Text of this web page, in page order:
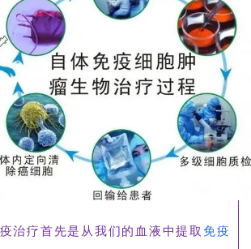
治疗首先是从我们的血液中提取 免疫